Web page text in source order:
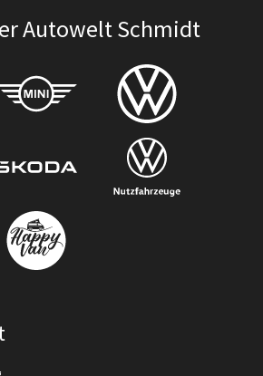
Autowelt Schmidt